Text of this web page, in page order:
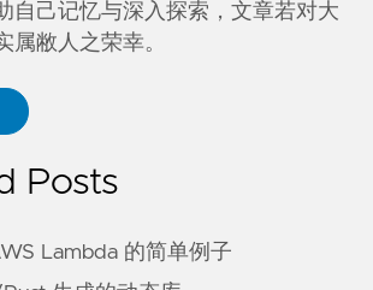
自己记忆与深入探索，文章若对大
属敝人之荣幸。
Posts
Lambda 的简单例子